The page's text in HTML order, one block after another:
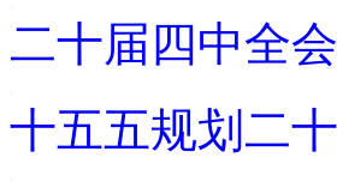
二十届四中全
十五五规划二